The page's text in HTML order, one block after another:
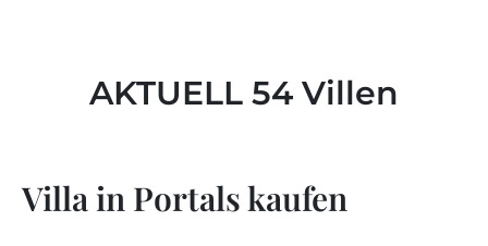
NEUBAUVILLEN
IMMOBILIEN KAUFEN
Exklusiv
Immobilienart
AKTUELL 54 Villen
Villa in Portals kaufen